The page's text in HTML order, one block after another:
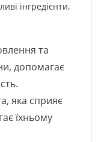
інгредієнти,
та
допомагає
яка сприяє
їхньому